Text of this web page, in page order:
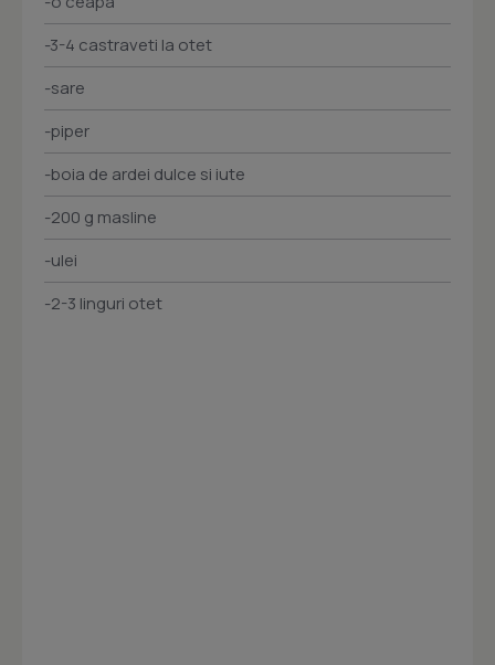
-3-4 castraveti la otet
-sare
-piper
-boia de ardei dulce si iute
-200 g masline
-ulei
-2-3 linguri otet